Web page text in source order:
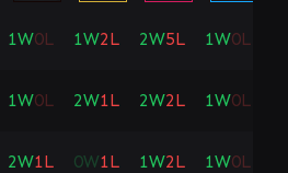
1W0L 1W2L 2W5L 1W0L
1W0L 2W1L 2W2L 1W0L
2W1L 0W1L 1W2L 1W0L